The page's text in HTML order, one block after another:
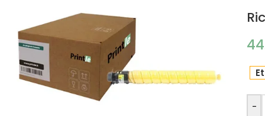
-